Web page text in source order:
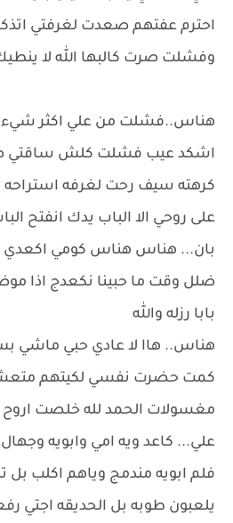
احترم عفتهم صعدت لغرفتي
وفشلت صرت كالبها الله لا
هناس..فشلت من علي اكثر شيء
اشكد عيب فشلت كلش ساقتي
كرهته سيف رحت لغرفه
على روحي الا الباب يدك انفتح
بان... هناس هناس كومي اكعدي
ضلل وقت ما حبينا نكعدج اذا
بابا رزله والله
هناس.. هاا لا عادي حبي
كمت حضرت نفسي لكيتهم
مغسولات الحمد لله خلصت اروح
علي... كاعد ويه امي وابويه
فلم ابويه مندمج وياهم اكلب
يلعبون طوبه بل الحديقه اجتي